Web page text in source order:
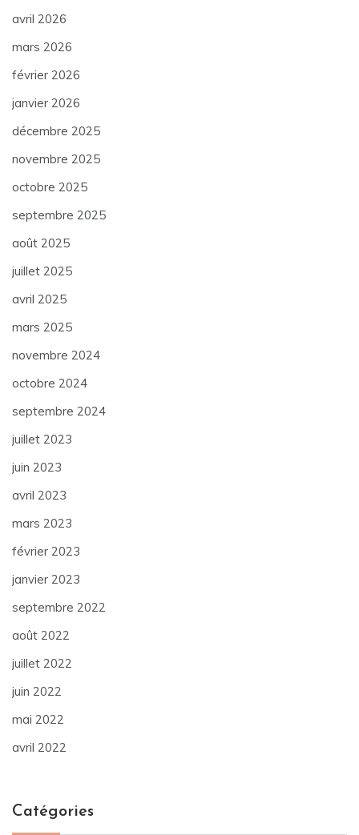
avril 2026
mars 2026
février 2026
janvier 2026
décembre 2025
novembre 2025
octobre 2025
septembre 2025
août 2025
juillet 2025
avril 2025
mars 2025
novembre 2024
octobre 2024
septembre 2024
juillet 2023
juin 2023
avril 2023
mars 2023
février 2023
janvier 2023
septembre 2022
août 2022
juillet 2022
juin 2022
mai 2022
avril 2022
Catégories